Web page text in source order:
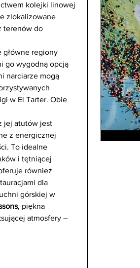
kolejki linowej
zlokalizowane
terenów do
główne regiony
go wygodną opcją
narciarze mogą
w El Tarter. Obie
jej atutów jest
z energicznej
To idealne
i tętniącej
również
dla
górskiej w
, piękna
atmosfery –